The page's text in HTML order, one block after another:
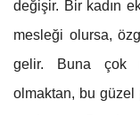
değişir. Bir kadın
mesleği olursa,
gelir. Buna çok
olmaktan, bu güzel